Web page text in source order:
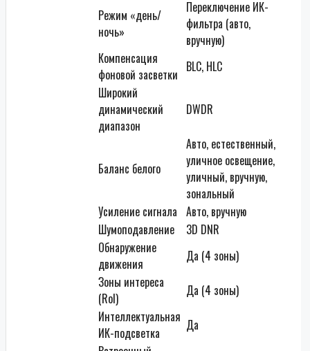
Режим «день/
ночь»
Переключение ИК-
фильтра (авто,
вручную)
Компенсация
фоновой засветки BLC, HLC
Широкий
динамический
диапазон
DWDR
Баланс белого
Авто, естественный,
уличное освещение,
уличный, вручную,
зональный
Усиление сигнала Авто, вручную
Шумоподавление
3D DNR
Обнаружение
движения
Да (4 зоны)
Зоны интереса
(RoI)
Да (4 зоны)
Интеллектуальная
ИК-подсветка
Да